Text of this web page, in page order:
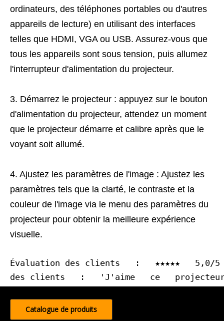
ordinateurs, des téléphones portables ou d'autres
appareils de lecture) en utilisant des interfaces
telles que HDMI, VGA ou USB. Assurez-vous que
tous les appareils sont sous tension, puis allumez
l'interrupteur d'alimentation du projecteur.
3. Démarrez le projecteur : appuyez sur le bouton
d'alimentation du projecteur, attendez un moment
que le projecteur démarre et calibre après que le
voyant soit allumé.
4. Ajustez les paramètres de l'image : Ajustez les
paramètres tels que la clarté, le contraste et la
couleur de l'image via le menu des paramètres du
projecteur pour obtenir la meilleure expérience
visuelle.
Évaluation des clients   :   ★★★★★   5,0/5
des clients   :   'J'aime   ce
Catalogue de produits